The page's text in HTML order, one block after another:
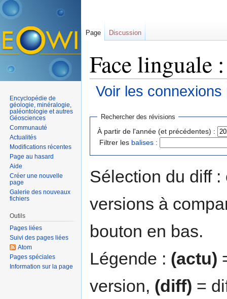
Face linguale
Voir les
Rechercher des révisions
À partir de l'année (et précédentes) :
Filtrer les balises :
Sélection du diff
versions à
bouton en bas.
Légende : (actu)
version, (diff) =
Page Discussion
Encyclopédie de
géologie, minéralogie,
paléontologie et autres
Géosciences
Communauté
Actualités
Modifications récentes
Page au hasard
Aide
Créer une nouvelle
page
Galerie des nouveaux
fichiers
Outils
Pages liées
Suivi des pages liées
Atom
Pages spéciales
Information sur la page